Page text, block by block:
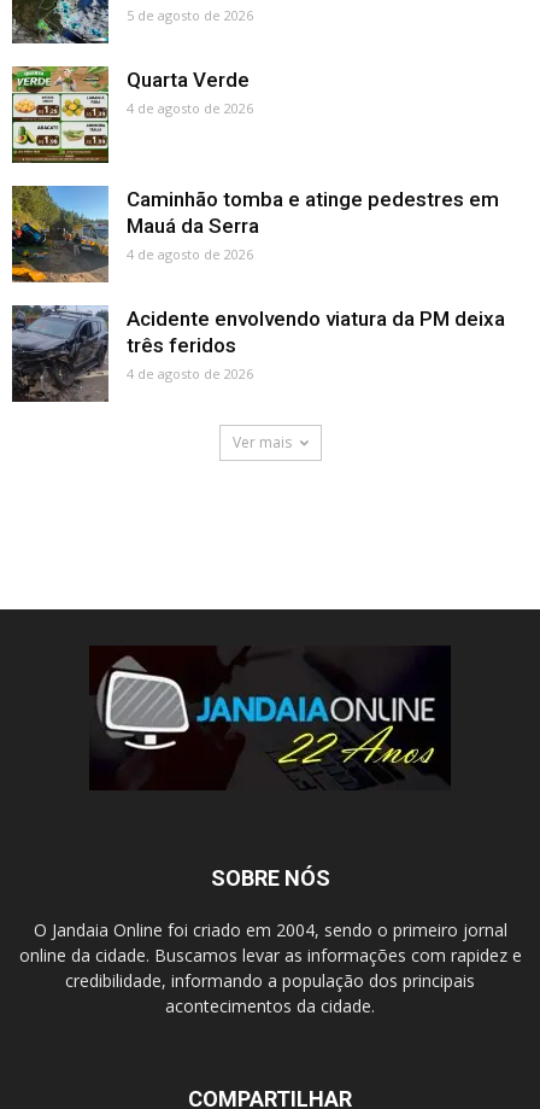
5 de agosto de 2026
Quarta Verde
4 de agosto de 2026
Caminhão tomba e atinge pedestres em
Mauá da Serra
4 de agosto de 2026
Acidente envolvendo viatura da PM deixa
três feridos
4 de agosto de 2026
Ver mais
SOBRE NÓS
O Jandaia Online foi criado em 2004, sendo o primeiro jornal
online da cidade. Buscamos levar as informações com rapidez e
credibilidade, informando a população dos principais
acontecimentos da cidade.
COMPARTILHAR